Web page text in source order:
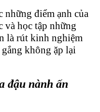
những điểm ạnh của
học tập những
là rút kinh nghiệm
không ặp lại
đậu nành ấn